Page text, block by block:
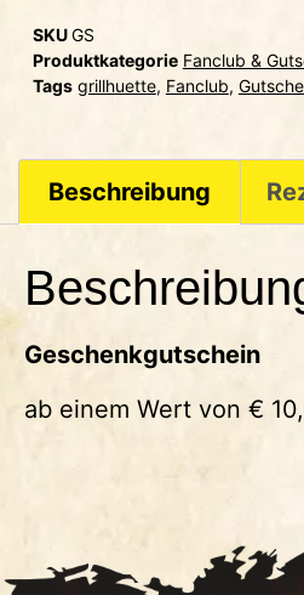
SKUGS
Produktkategorie Fanclub &
Tags grillhuette, Fanclub,
Beschreibung
Geschenkgutschein
ab einem Wert von €